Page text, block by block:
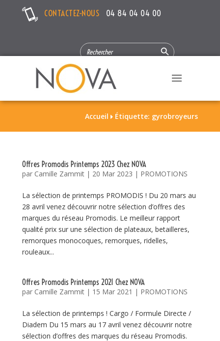
CONTACTEZ-NOUS 04 84 04 04 00
SEARCH
FOR:
Search Button
Accueil  Étiquette: gyrobroyeurs
Offres Promodis Printemps 2023 Chez NOVA
par Camille Zammit| 20 Mar 2023 | PROMOTIONS
La sélection de printemps PROMODIS ! Du 20 mars au
28 avril venez découvrir notre sélection d’offres des
marques du réseau Promodis. Le meilleur rapport
qualité prix sur une sélection de plateaux, betailleres,
remorques monocoques, remorques, ridelles,
rouleaux...
Offres Promodis Printemps 2021 Chez NOVA
par Camille Zammit| 15 Mar 2021 | PROMOTIONS
La sélection de printemps ! Cargo / Formule Directe /
Diadem Du 15 mars au 17 avril venez découvrir notre
sélection d’offres des marques du réseau Promodis.